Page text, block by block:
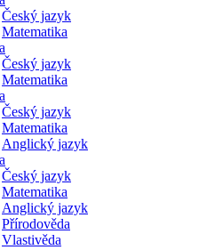
Český jazyk
Matematika
Český jazyk
Matematika
Český jazyk
Matematika
Anglický jazyk
Český jazyk
Matematika
Anglický jazyk
Přírodověda
Vlastivěda